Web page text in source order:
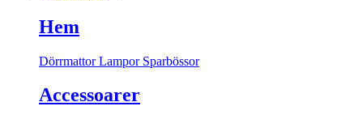
Hem
DörrmattorLampor Sparbössor
Accessoarer